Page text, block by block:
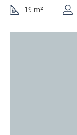
19 m²